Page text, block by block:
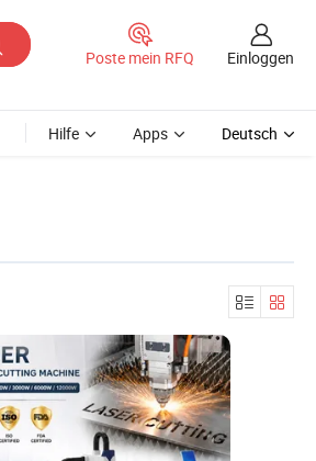
Poste mein RFQ Einloggen
Hilfe Apps Deutsch